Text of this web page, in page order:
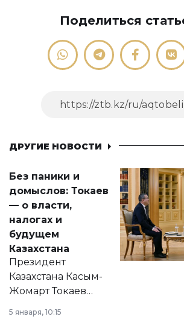
Поделиться
ДРУГИЕ НОВОСТИ
Без паники и
домыслов: Токаев
— о власти,
налогах и
будущем
Казахстана
Президент
Казахстана Касым-
Жомарт Токаев
сразу несколько
5 января, 10:15